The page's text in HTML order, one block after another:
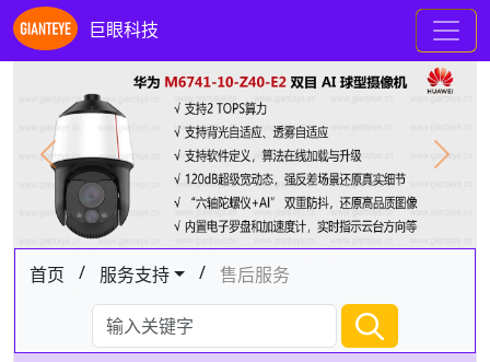
巨眼科技
Previous Next
首页 / 服务支持 / 售后服务